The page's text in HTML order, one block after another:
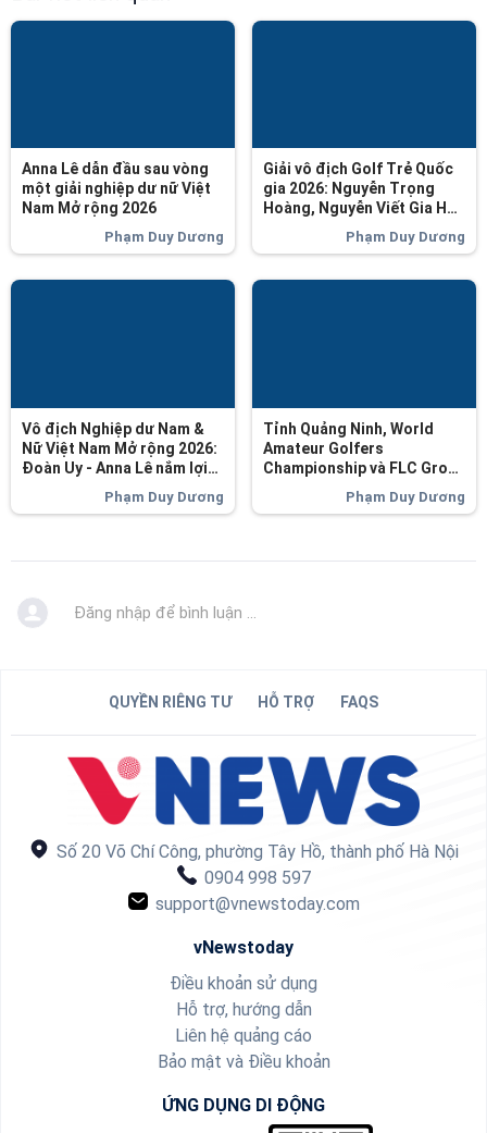
Anna Lê dẫn đầu sau vòng
một giải nghiệp dư nữ Việt
Nam Mở rộng 2026
Phạm Duy Dương
Giải vô địch Golf Trẻ Quốc
gia 2026: Nguyễn Trọng
Hoàng, Nguyễn Viết Gia Hân
duy trì ngôi đầu
Phạm Duy Dương
Vô địch Nghiệp dư Nam &
Nữ Việt Nam Mở rộng 2026:
Đoàn Uy - Anna Lê nắm lợi
Phạm Duy Dương
Tỉnh Quảng Ninh, World
Amateur Golfers
Championship và FLC Group
ký kết hợp tác đưa các giải
golf quốc tế đến Việt Nam
Phạm Duy Dương
Đăng nhập để bình luận ...
QUYỀN RIÊNG TƯ HỖ TRỢ FAQS
Số 20 Võ Chí Công, phường Tây Hồ, thành phố Hà Nội
0904 998 597
support@vnewstoday.com
vNewstoday
Điều khoản sử dụng
Hỗ trợ, hướng dẫn
Liên hệ quảng cáo
Bảo mật và Điều khoản
ỨNG DỤNG DI ĐỘNG